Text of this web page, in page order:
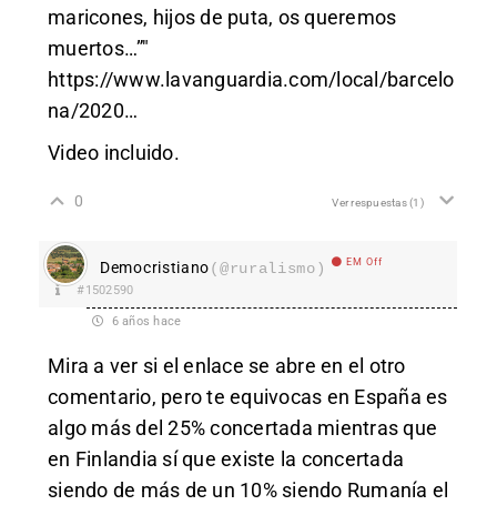
maricones, hijos de puta, os queremos
muertos…”"
https://www.lavanguardia.com/local/barcelo
na/2020…
Video incluido.
0 Ver respuestas(1)
Democristiano(@ruralismo) EM Off
#1502590
6 años hace
Mira a ver si el enlace se abre en el otro
comentario, pero te equivocas en España es
algo más del 25% concertada mientras que
en Finlandia sí que existe la concertada
siendo de más de un 10% siendo Rumanía el